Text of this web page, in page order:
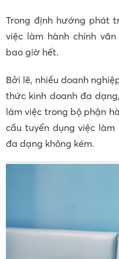
Trong định hướng phát
việc làm hành chính
bao giờ hết.
Bởi lẽ, nhiều doanh
thức kinh doanh đa
làm việc trong bộ phận
cầu tuyển dụng việc
đa dạng không kém.